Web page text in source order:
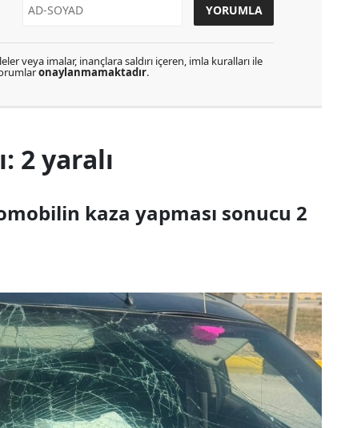
veya imalar, inançlara saldırı içeren, imla kuralları ile
onaylanmamaktadır.
2 yaralı
kaza yapması sonucu 2